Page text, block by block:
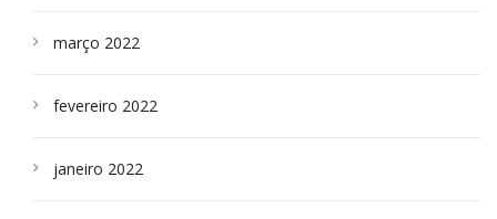
março 2022
fevereiro 2022
janeiro 2022